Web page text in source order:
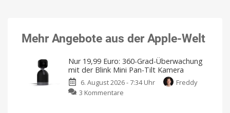
Mehr Angebote aus der Apple-Welt
Nur 19,99 Euro: 360-Grad-Überwachung
mit der Blink Mini Pan-Tilt Kamera
6. August 2026 - 7:34 Uhr
Freddy
3 Kommentare